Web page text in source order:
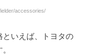
accessories/
といえば、トヨタの